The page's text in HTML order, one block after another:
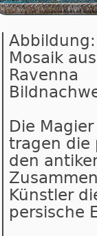
Mosaik
Ravenna
Die
tragen die
den
Künstler
persische